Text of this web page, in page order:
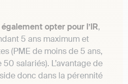
opter pour l’IR,
5 ans maximum et
(PME de moins de 5 ans,
salariés). L’avantage de
donc dans la pérennité